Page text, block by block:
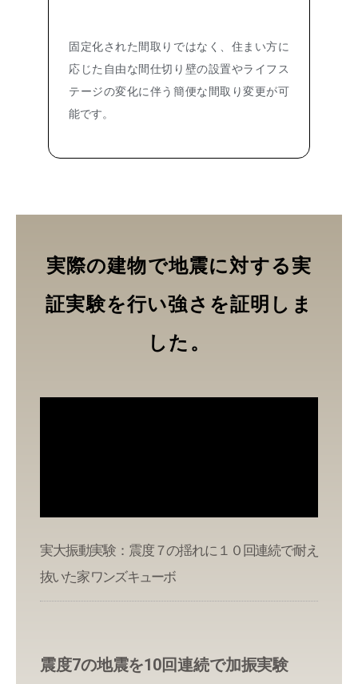
固定化された間取りではなく、住まい方に
応じた自由な間仕切り壁の設置やライフス
テージの変化に伴う簡便な間取り変更が可
能です。
実際の建物で地震に対する実
証実験を行い強さを証明しま
した。
実大振動実験：震度７の揺れに１０回連続で耐え
抜いた家 ワンズキューボ
震度7の地震を10回連続で加振実験